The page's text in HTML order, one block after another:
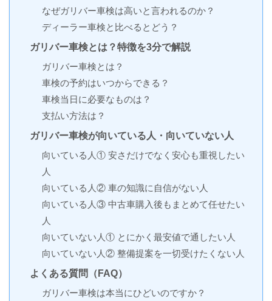
なぜガリバー車検は高いと言われるのか？
ディーラー車検と比べるとどう？
ガリバー車検とは？特徴を3分で解説
ガリバー車検とは？
車検の予約はいつからできる？
車検当日に必要なものは？
支払い方法は？
ガリバー車検が向いている人・向いていない人
向いている人① 安さだけでなく安心も重視したい
人
向いている人② 車の知識に自信がない人
向いている人③ 中古車購入後もまとめて任せたい
人
向いていない人① とにかく最安値で通したい人
向いていない人② 整備提案を一切受けたくない人
よくある質問（FAQ）
ガリバー車検は本当にひどいのですか？